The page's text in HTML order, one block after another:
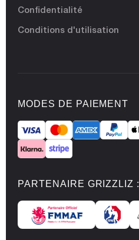
Confidentialité
Conditions d'utilisation
MODES DE PAIEMENT
PARTENAIRE GRIZZLIZ :